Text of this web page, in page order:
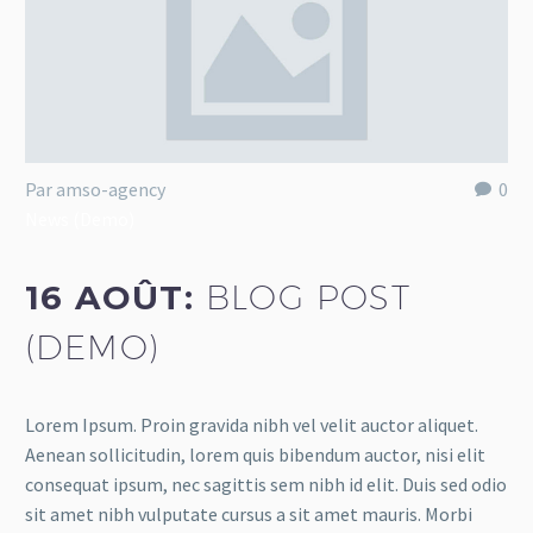
0
Par amso-agency
16 AOÛT: BLOG POST
(DEMO)
Lorem Ipsum. Proin gravida nibh vel velit auctor aliquet.
Aenean sollicitudin, lorem quis bibendum auctor, nisi elit
consequat ipsum, nec sagittis sem nibh id elit. Duis sed odio
sit amet nibh vulputate cursus a sit amet mauris. Morbi